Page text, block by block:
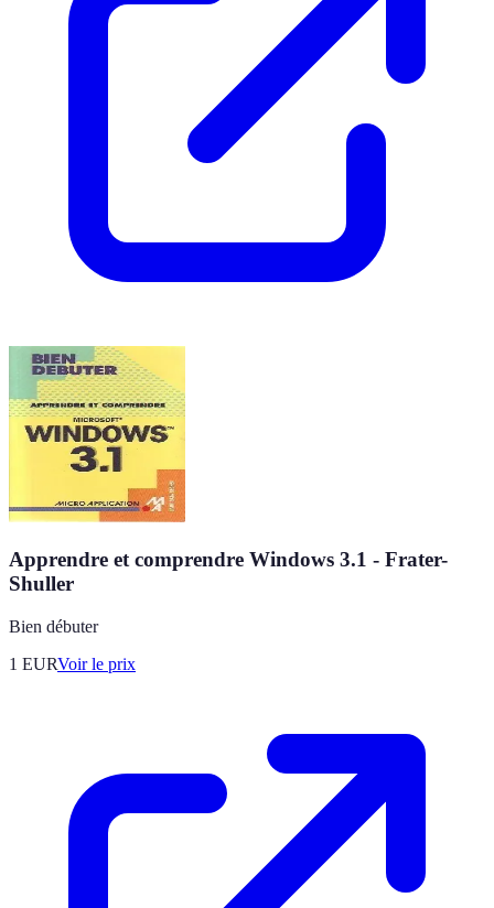
Apprendre et comprendre Windows 3.1 - Frater-
Shuller
Bien débuter
1 EURVoir le prix